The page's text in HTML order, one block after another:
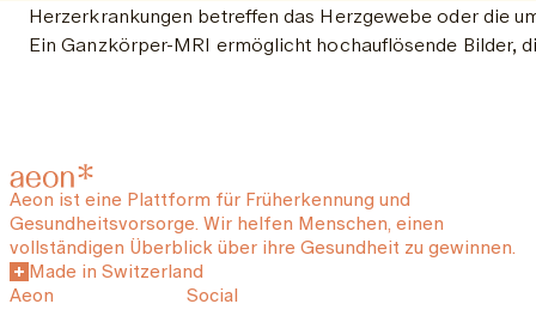
Herzerkrankungen betreffen das Herzgewebe oder die
Ein Ganzkörper-MRI ermöglicht hochauflösende Bilder,
Aeon ist eine Plattform für Früherkennung und
Gesundheitsvorsorge. Wir helfen Menschen, einen
vollständigen Überblick über ihre Gesundheit zu gewinnen.
Made in Switzerland
Aeon
Social